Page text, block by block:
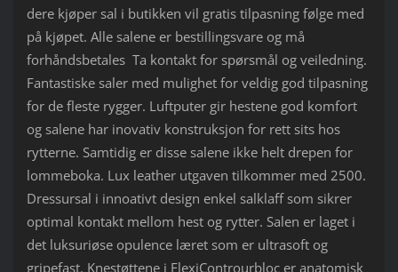
dere kjøper sal i butikken vil gratis tilpasning følge med
på kjøpet. Alle salene er bestillingsvare og må
forhåndsbetales Ta kontakt for spørsmål og veiledning.
Fantastiske saler med mulighet for veldig god tilpasning
for de fleste rygger. Luftputer gir hestene god komfort
og salene har inovativ konstruksjon for rett sits hos
rytterne. Samtidig er disse salene ikke helt drepen for
lommeboka. Lux leather utgaven tilkommer med 2500.
Dressursal i innoativt design enkel salklaff som sikrer
optimal kontakt mellom hest og rytter. Salen er laget i
det luksuriøse opulence læret som er ultrasoft og
gripefast. Knestøttene i FlexiControurbloc er anatomisk